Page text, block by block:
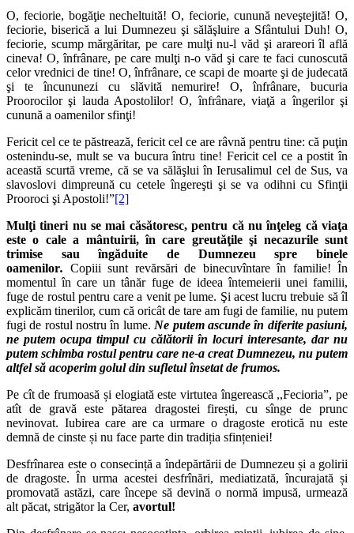
O, feciorie, bogăţie necheltuită! O, feciorie, cunună neveştejită! O,
feciorie, biserică a lui Dumnezeu şi sălăşluire a Sfântului Duh! O,
feciorie, scump mărgăritar, pe care mulţi nu-l văd şi arareori îl află
cineva! O, înfrânare, pe care mulţi n-o văd şi care te faci cunoscută
celor vrednici de tine! O, înfrânare, ce scapi de moarte şi de judecată
şi te încununezi cu slăvită nemurire! O, înfrânare, bucuria
Proorocilor şi lauda Apostolilor! O, înfrânare, viaţă a îngerilor şi
cunună a oamenilor sfinţi!
Fericit cel ce te păstrează, fericit cel ce are râvnă pentru tine: că puţin
ostenindu-se, mult se va bucura întru tine! Fericit cel ce a postit în
această scurtă vreme, că se va sălăşlui în Ierusalimul cel de Sus, va
slavoslovi dimpreună cu cetele îngereşti şi se va odihni cu Sfinţii
Prooroci şi Apostoli!”[2]
Mulţi tineri nu se mai căsătoresc, pentru că nu înţeleg că viaţa
este o cale a mântuirii, în care greutăţile şi necazurile sunt
trimise sau îngăduite de Dumnezeu spre binele
oamenilor. Copiii sunt revărsări de binecuvîntare în familie! În
momentul în care un tânăr fuge de ideea întemeierii unei familii,
fuge de rostul pentru care a venit pe lume. Şi acest lucru trebuie să îl
explicăm tinerilor, cum că oricât de tare am fugi de familie, nu putem
fugi de rostul nostru în lume. Ne putem ascunde în diferite pasiuni,
ne putem ocupa timpul cu călătorii în locuri interesante, dar nu
putem schimba rostul pentru care ne-a creat Dumnezeu, nu putem
altfel să acoperim golul din sufletul însetat de frumos.
Pe cît de frumoasă și elogiată este virtutea îngerească ,,Fecioria”, pe
atît de gravă este pătarea dragostei firești, cu sînge de prunc
nevinovat. Iubirea care are ca urmare o dragoste erotică nu este
demnă de cinste și nu face parte din tradiția sfințeniei!
Desfrînarea este o consecință a îndepărtării de Dumnezeu și a golirii
de dragoste. În urma acestei desfrînări, mediatizată, încurajată și
promovată astăzi, care începe să devină o normă impusă, urmează
alt păcat, strigător la Cer, avortul!